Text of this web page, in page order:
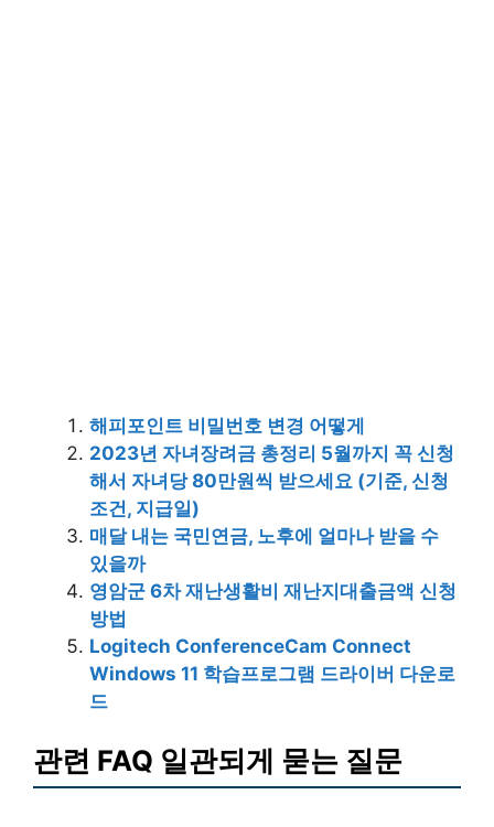
해피포인트 비밀번호 변경 어떻게
2023년 자녀장려금 총정리 5월까지 꼭 신청
해서 자녀당 80만원씩 받으세요 (기준, 신청
조건, 지급일)
매달 내는 국민연금, 노후에 얼마나 받을 수
있을까
영암군 6차 재난생활비 재난지대출금액 신청
방법
Logitech ConferenceCam Connect
Windows 11 학습프로그램 드라이버 다운로
드
관련 FAQ 일관되게 묻는 질문